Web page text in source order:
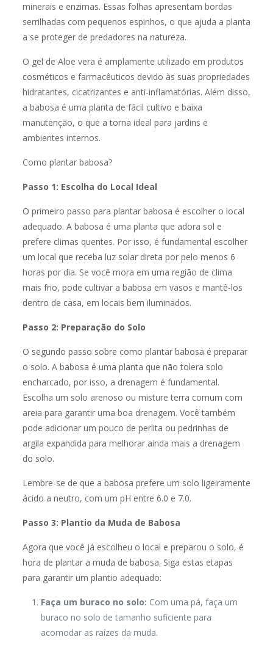
minerais e enzimas. Essas folhas apresentam bordas
serrilhadas com pequenos espinhos, o que ajuda a planta
a se proteger de predadores na natureza.
O gel de Aloe vera é amplamente utilizado em produtos
cosméticos e farmacêuticos devido às suas propriedades
hidratantes, cicatrizantes e anti-inflamatórias. Além disso,
a babosa é uma planta de fácil cultivo e baixa
manutenção, o que a torna ideal para jardins e
ambientes internos.
Como plantar babosa?
Passo 1: Escolha do Local Ideal
O primeiro passo para plantar babosa é escolher o local
adequado. A babosa é uma planta que adora sol e
prefere climas quentes. Por isso, é fundamental escolher
um local que receba luz solar direta por pelo menos 6
horas por dia. Se você mora em uma região de clima
mais frio, pode cultivar a babosa em vasos e mantê-los
dentro de casa, em locais bem iluminados.
Passo 2: Preparação do Solo
O segundo passo sobre como plantar babosa é preparar
o solo. A babosa é uma planta que não tolera solo
encharcado, por isso, a drenagem é fundamental.
Escolha um solo arenoso ou misture terra comum com
areia para garantir uma boa drenagem. Você também
pode adicionar um pouco de perlita ou pedrinhas de
argila expandida para melhorar ainda mais a drenagem
do solo.
Lembre-se de que a babosa prefere um solo ligeiramente
ácido a neutro, com um pH entre 6.0 e 7.0.
Passo 3: Plantio da Muda de Babosa
Agora que você já escolheu o local e preparou o solo, é
hora de plantar a muda de babosa. Siga estas etapas
para garantir um plantio adequado:
Faça um buraco no solo: Com uma pá, faça um
buraco no solo de tamanho suficiente para
acomodar as raízes da muda.